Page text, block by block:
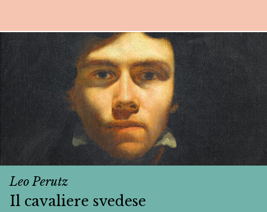
Leo Perutz
Il cavaliere svedese